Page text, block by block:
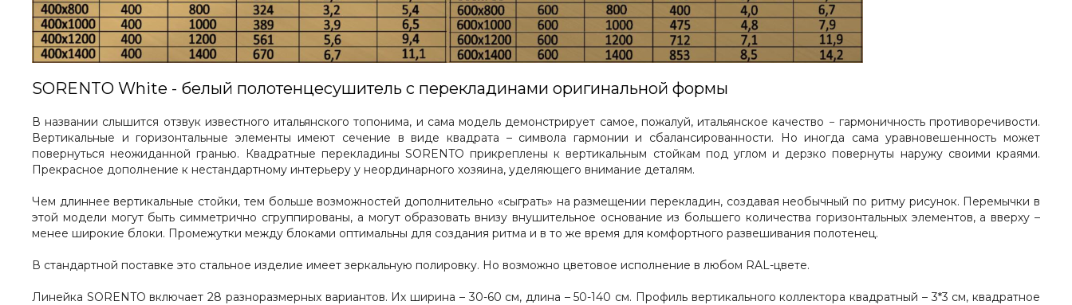
SORENTO White - белый полотенцесушитель с перекладинами оригинальной формы
В названии слышится отзвук известного итальянского топонима, и сама модель демонстрирует самое, пожалуй, итальянское качество − гармоничность противоречивости.
Вертикальные и горизонтальные элементы имеют сечение в виде квадрата – символа гармонии и сбалансированности. Но иногда сама уравновешенность может
повернуться неожиданной гранью. Квадратные перекладины SORENTO прикреплены к вертикальным стойкам под углом и дерзко повернуты наружу своими краями.
Прекрасное дополнение к нестандартному интерьеру у неординарного хозяина, уделяющего внимание деталям.
Чем длиннее вертикальные стойки, тем больше возможностей дополнительно «сыграть» на размещении перекладин, создавая необычный по ритму рисунок. Перемычки в
этой модели могут быть симметрично сгруппированы, а могут образовать внизу внушительное основание из большего количества горизонтальных элементов, а вверху –
менее широкие блоки. Промежутки между блоками оптимальны для создания ритма и в то же время для комфортного развешивания полотенец.
В стандартной поставке это стальное изделие имеет зеркальную полировку. Но возможно цветовое исполнение в любом RAL-цвете.
Линейка SORENTO включает 28 разноразмерных вариантов. Их ширина – 30-60 см, длина – 50-140 см. Профиль вертикального коллектора квадратный – 3*3 см, квадратное